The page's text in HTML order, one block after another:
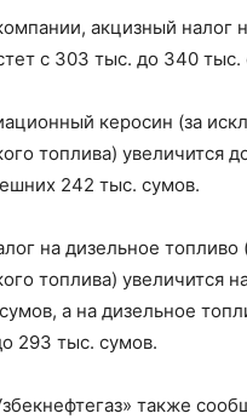
акцизный налог
с 303 тыс. до 340 тыс.
керосин (за
топлива) увеличится
242 тыс. сумов.
на дизельное
топлива) увеличится
а на дизельное
293 тыс. сумов.
также